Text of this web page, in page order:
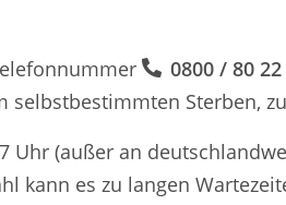
0800 / 80
Sterben,
(außer an
kann es zu langen